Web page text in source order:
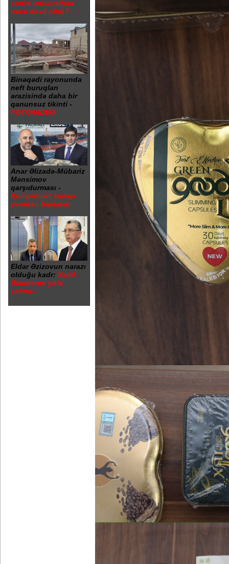
sonra universitetə
necə daxil olub?
Binəqədi rayonunda
neft buruqları
ərazisində daha bir
qanunsuz tikinti -
FOTO/VİDEO
Anar Əlizadə-Mübariz
Mənsimov
qarşıdurması -
Kompromat savaşı
yenidən başlayıb
Eldar Əzizovun narazı
olduğu kadr: Xalid
Ələkbərov yola
salınır...